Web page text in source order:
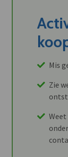
Mis
Zie